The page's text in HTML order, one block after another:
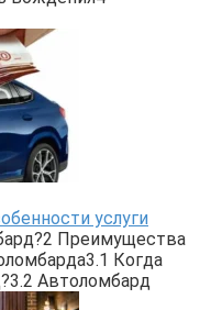
услуги
Преимущества
Когда
Автоломбард